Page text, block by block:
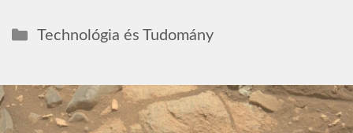
Kategória
Technológia és Tudomány